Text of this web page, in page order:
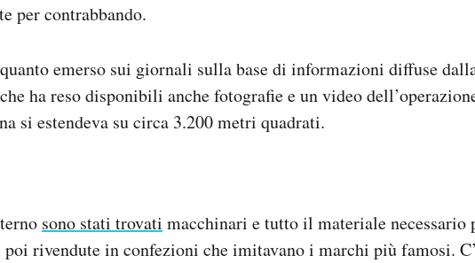
per contrabbando.
emerso sui giornali sulla base di informazioni diffuse
ha reso disponibili anche fotografie e un video
si estendeva su circa 3.200 metri quadrati.
sono stati trovati macchinari e tutto il materiale necessario
poi rivendute in confezioni che imitavano i marchi più famosi.